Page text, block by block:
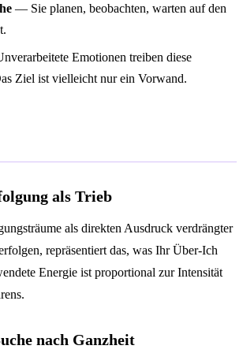
— Sie planen, beobachten, warten auf den
Emotionen treiben diese
Ziel ist vielleicht nur ein Vorwand.
als Trieb
als direkten Ausdruck verdrängter
repräsentiert das, was Ihr Über-Ich
Energie ist proportional zur Intensität
nach Ganzheit